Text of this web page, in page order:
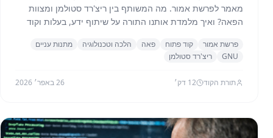
מאמר לפרשת אמור. מה המשותף בין ריצ'רד סטולמן ומצוות
הפאה? ואיך מלמדת אותנו התורה על שיתוף ידע, בעלות וקוד
פרשת אמור קוד פתוח פאה הלכה וטכנולוגיה
מתנות עניים
GNU
ריצ'רד סטולמן
תורת הקוד 12 דק׳ 26 באפר׳ 2026